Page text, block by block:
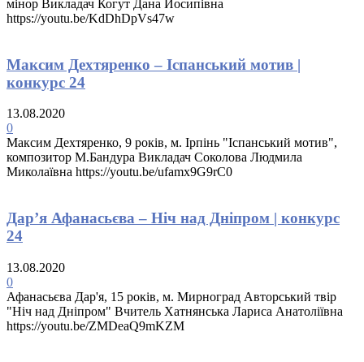
мiнор Викладач Когут Дана Йосипівна
https://youtu.be/KdDhDpVs47w
Максим Дехтяренко – Іспанський мотив |
конкурс 24
13.08.2020
0
Максим Дехтяренко, 9 років, м. Ірпінь "Іспанський мотив",
композитор М.Бандура Викладач Соколова Людмила
Миколаївна https://youtu.be/ufamx9G9rC0
Дар’я Афанасьєва – Ніч над Дніпром | конкурс
24
13.08.2020
0
Афанасьєва Дар'я, 15 років, м. Мирноград Авторський твір
"Ніч над Дніпром" Вчитель Хатнянська Лариса Анатоліївна
https://youtu.be/ZMDeaQ9mKZM